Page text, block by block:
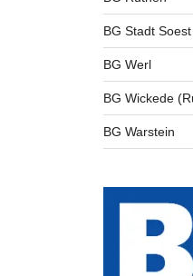
BG Stadt Soest
BG Werl
BG Wickede
BG Warstein